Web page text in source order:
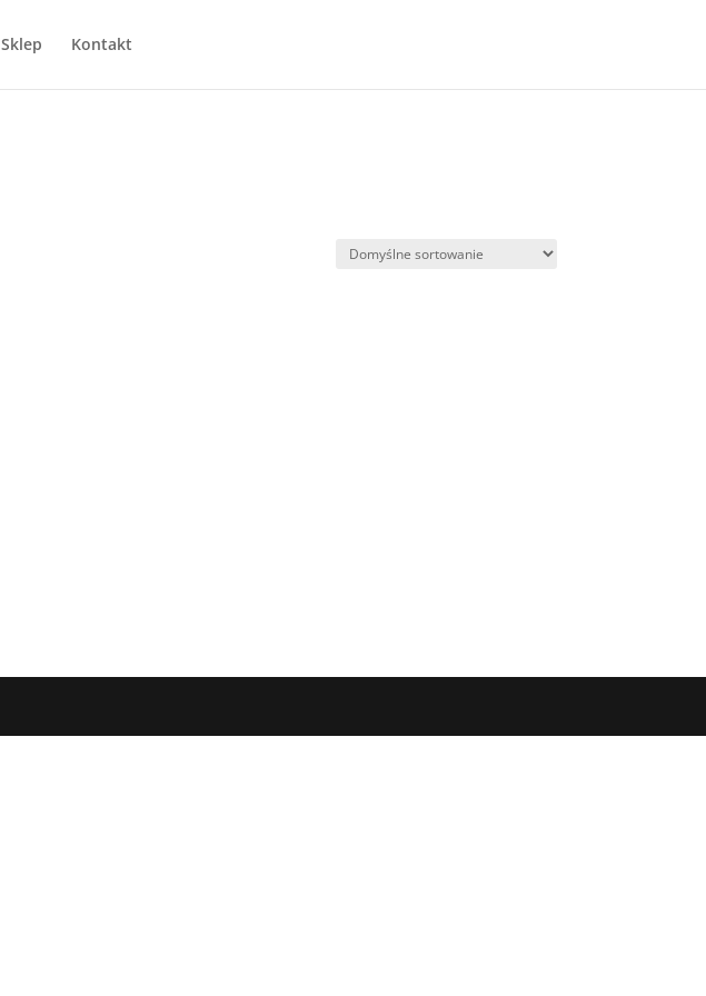
Sklep Kontakt